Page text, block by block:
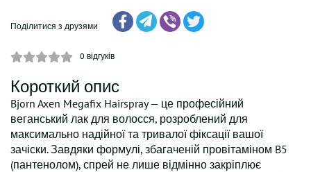
Поділитися з друзями
0 відгуків
Короткий опис
Bjorn Axen Megafix Hairspray — це професійний
веганський лак для волосся, розроблений для
максимально надійної та тривалої фіксації вашої
зачіски. Завдяки формулі, збагаченій провітаміном B5
(пантенолом), спрей не лише відмінно закріплює